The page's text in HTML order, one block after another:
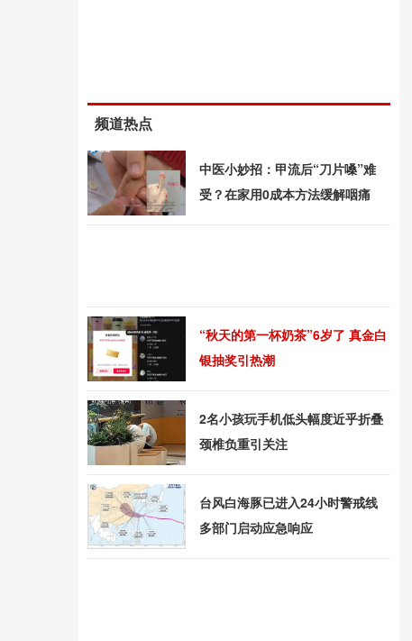
频道热点
中医小妙招：甲流后“刀片嗓”难
受？在家用0成本方法缓解咽痛
“秋天的第一杯奶茶”6岁了 真金白
银抽奖引热潮
2名小孩玩手机低头幅度近乎折叠
颈椎负重引关注
台风白海豚已进入24小时警戒线
多部门启动应急响应